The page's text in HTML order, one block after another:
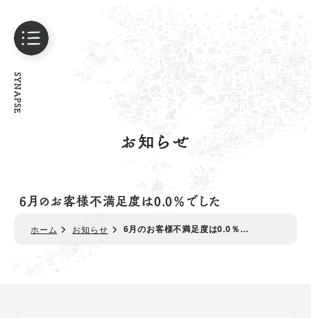
お知らせ
6月のお客様不満足度は0.0％でした
ホーム お知らせ 6月のお客様不満足度は0.0％…
SYNAPSE